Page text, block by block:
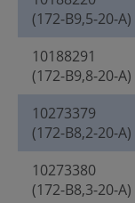
(172-B9,5-20-A)
10188291
(172-B9,8-20-A)
10273379
(172-B8,2-20-A)
10273380
(172-B8,3-20-A)